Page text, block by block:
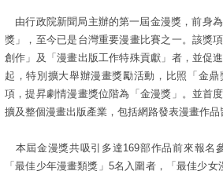
由行政院新聞局主辦的第一屆金漫獎，前身
獎」，至今已是台灣重要漫畫比賽之一。該獎
創作」及「漫畫出版工作特殊貢獻」者，並促
起，特別擴大舉辦漫畫獎勵活動，比照「金
項，提昇劇情漫畫獎位階為「金漫獎」。並首
擴及整個漫畫出版產業，包括網路發表漫畫作品
本屆金漫獎共吸引多達169部作品前來報名
「最佳少年漫畫類獎」5名入圍者，「最佳少